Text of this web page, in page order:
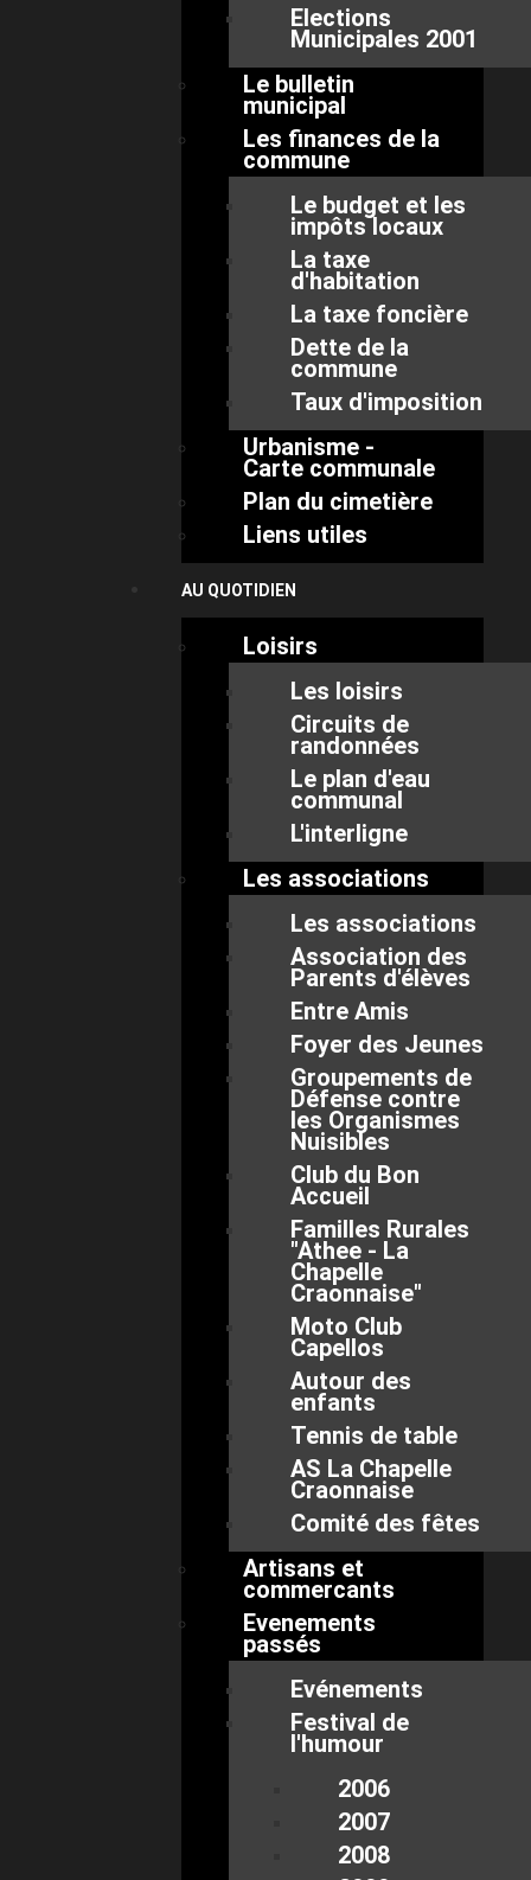
Elections
Municipales 2001
Le bulletin
municipal
Les finances de la
commune
Le budget et les
impôts locaux
La taxe
d'habitation
La taxe foncière
Dette de la
commune
Taux d'imposition
Urbanisme -
Carte communale
Plan du cimetière
Liens utiles
AU QUOTIDIEN
Loisirs
Les loisirs
Circuits de
randonnées
Le plan d'eau
communal
L'interligne
Les associations
Les associations
Association des
Parents d'élèves
Entre Amis
Foyer des Jeunes
Groupements de
Défense contre
les Organismes
Nuisibles
Club du Bon
Accueil
Familles Rurales
"Athee - La
Chapelle
Craonnaise"
Moto Club
Capellos
Autour des
enfants
Tennis de table
AS La Chapelle
Craonnaise
Comité des fêtes
Artisans et
commercants
Evenements
passés
Evénements
Festival de
l'humour
2006
2007
2008